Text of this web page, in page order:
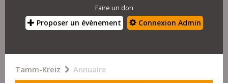
Faire un don
Proposer un évènement Connexion Admin
Tamm-Kreiz Annuaire